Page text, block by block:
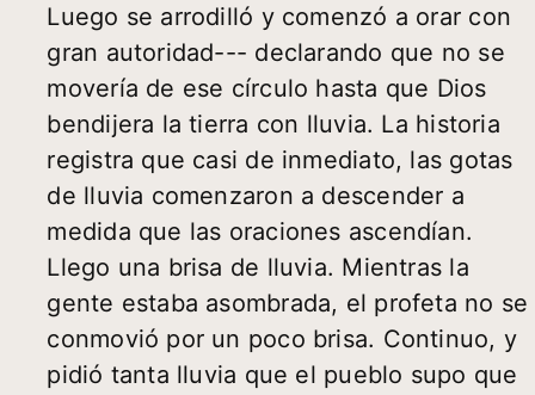
Luego se arrodilló y comenzó a orar con
gran autoridad--- declarando que no se
movería de ese círculo hasta que Dios
bendijera la tierra con lluvia. La historia
registra que casi de inmediato, las gotas
de lluvia comenzaron a descender a
medida que las oraciones ascendían.
Llego una brisa de lluvia. Mientras la
gente estaba asombrada, el profeta no se
conmovió por un poco brisa. Continuo, y
pidió tanta lluvia que el pueblo supo que